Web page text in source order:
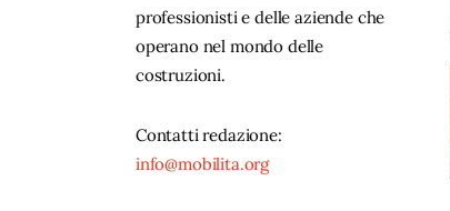
professionisti e delle aziende che
operano nel mondo delle
costruzioni.
Contatti redazione:
info@mobilita.org